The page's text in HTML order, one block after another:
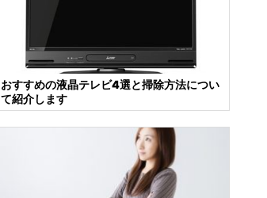
おすすめの液晶テレビ4選と掃除方法につい
て紹介します